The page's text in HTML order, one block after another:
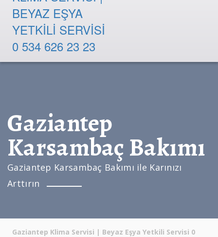
Gaziantep
Karsambaç Bakımı
Gaziantep Karsambaç Bakımı ile Karınızı
Arttırın
Gaziantep Klima Servisi | Beyaz Eşya Yetkili Servisi 0